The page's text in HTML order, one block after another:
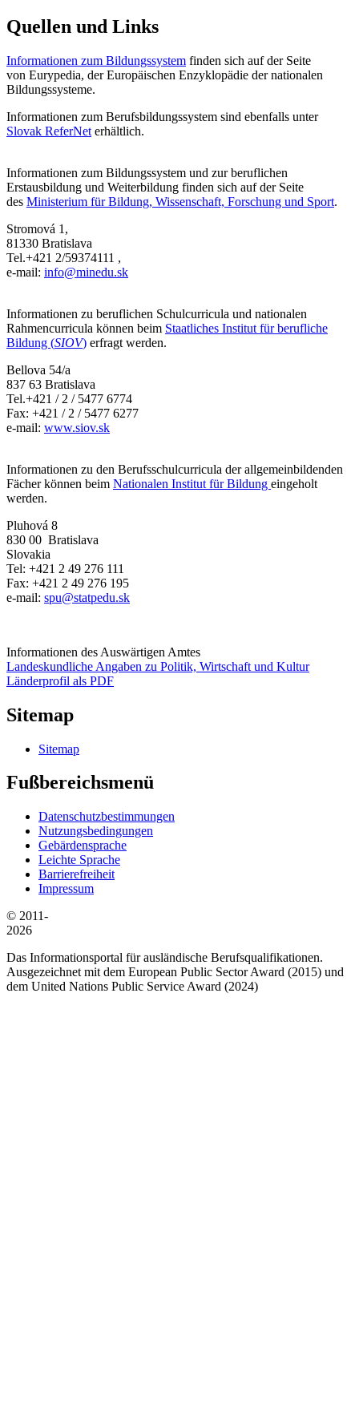
Quellen und Links
Informationen zum Bildungssystem finden sich auf der Seite
von Eurypedia, der Europäischen Enzyklopädie der nationalen
Bildungssysteme.
Informationen zum Berufsbildungssystem sind ebenfalls unter
Slovak ReferNet erhältlich.
Informationen zum Bildungssystem und zur beruflichen
Erstausbildung und Weiterbildung finden sich auf der Seite
des Ministerium für Bildung, Wissenschaft, Forschung und Sport.
Stromová 1,
81330 Bratislava
Tel.+421 2/59374111 ,
e-mail: info@minedu.sk
Informationen zu beruflichen Schulcurricula und nationalen
Rahmencurricula können beim Staatliches Institut für berufliche
Bildung (SIOV) erfragt werden.
Bellova 54/a
837 63 Bratislava
Tel.+421 / 2 / 5477 6774
Fax: +421 / 2 / 5477 6277
e-mail: www.siov.sk
Informationen zu den Berufsschulcurricula der allgemeinbildenden
Fächer können beim Nationalen Institut für Bildung eingeholt
werden.
Pluhová 8
830 00 Bratislava
Slovakia
Tel: +421 2 49 276 111
Fax: +421 2 49 276 195
e-mail: spu@statpedu.sk
Informationen des Auswärtigen Amtes
Landeskundliche Angaben zu Politik, Wirtschaft und Kultur
Länderprofil als PDF
Sitemap
Sitemap
Fußbereichsmenü
Datenschutzbestimmungen
Nutzungsbedingungen
Gebärdensprache
Leichte Sprache
Barrierefreiheit
Impressum
© 2011-
2026
Das Informationsportal für ausländische Berufsqualifikationen.
Ausgezeichnet mit dem European Public Sector Award (2015) und
dem United Nations Public Service Award (2024)